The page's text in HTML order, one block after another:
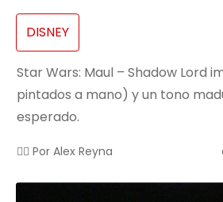
DISNEY
Star Wars: Maul – Shadow Lord
pintados a mano) y un tono
esperado.
✍🏻 Por Alex Reyna